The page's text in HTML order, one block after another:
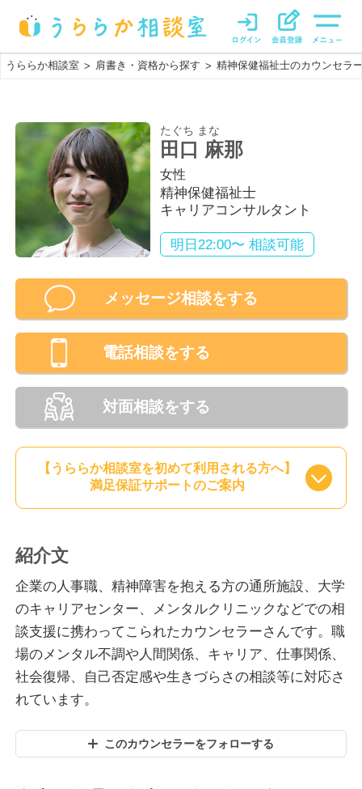
うららか相談室 > 肩書き・資格から探す > 精神保健福祉士のカウンセラ
たぐち まな
田口 麻那
女性
精神保健福祉士
キャリアコンサルタント
明日22:00〜 相談可能
メッセージ相談をする
電話相談をする
対面相談をする
【うららか相談室を初めて利用される方へ】
満足保証サポートのご案内
紹介文
企業の人事職、精神障害を抱える方の通所施設、大学
のキャリアセンター、メンタルクリニックなどでの相
談支援に携わってこられたカウンセラーさんです。職
場のメンタル不調や人間関係、キャリア、仕事関係、
社会復帰、自己否定感や生きづらさの相談等に対応さ
れています。
このカウンセラーをフォローする